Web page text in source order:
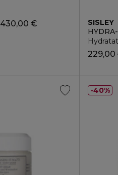
430,00 €
SISLEY
40%